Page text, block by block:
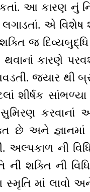
આ કારણ નું
લગાડતાં. એ
જ દિવ્યબુદ્ધિ
કારણે
જ્યાર થી
શીર્ષક
સુમિરણ
છે અને
ની
ની શક્તિ ની
માં લાવો